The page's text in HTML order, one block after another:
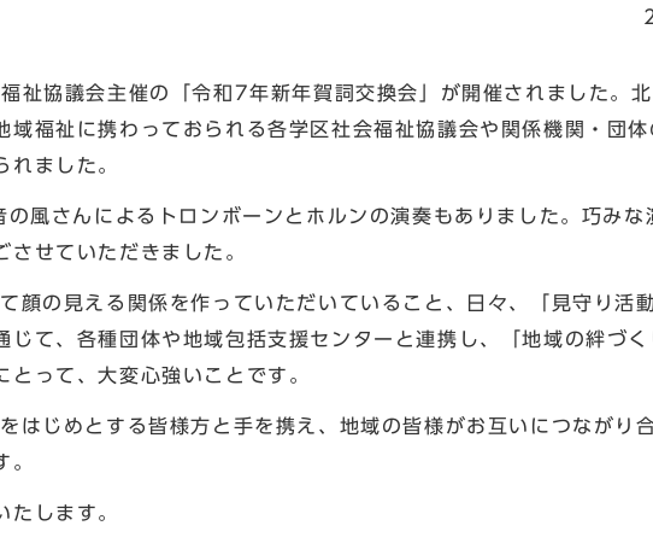
協議会主催の「令和7年新年賀詞交換会」が開催されました。
域福祉に携わっておられる各学区社会福祉協議会や関係機関・団
れました。
さんによるトロンボーンとホルンの演奏もありました。巧みな
せていただきました。
の見える関係を作っていただいていること、日々、「見守り活
じて、各種団体や地域包括支援センターと連携し、「地域の絆づく
って、大変心強いことです。
じめとする皆様方と手を携え、地域の皆様がお互いにつながり
。
します。